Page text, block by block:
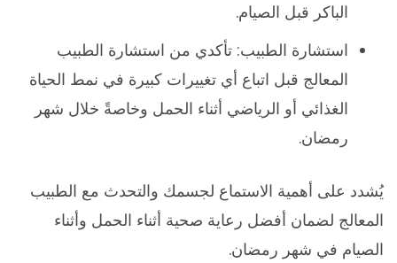
الباكر قبل الصيام.
استشارة الطبيب: تأكدي من استشارة الطبيب
المعالج قبل اتباع أي تغييرات كبيرة في نمط الحياة
الغذائي أو الرياضي أثناء الحمل وخاصةً خلال شهر
رمضان.
يُشدد على أهمية الاستماع لجسمك والتحدث مع الطبيب
المعالج لضمان أفضل رعاية صحية أثناء الحمل وأثناء
الصيام في شهر رمضان.